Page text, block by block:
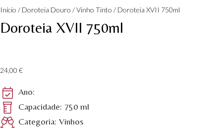
Início / Doroteia Douro /Vinho Tinto / Doroteia XVII 750ml
Doroteia XVII 750ml
24,00 €
Ano:
Capacidade: 750 ml
Categoria: Vinhos